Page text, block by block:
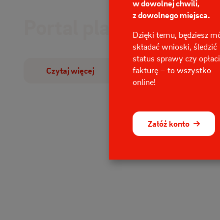
Portal planowanych
Czytaj więcej
w dowolnej chwili,
z dowolnego miejsca.
Dzięki temu, będziesz
składać wnioski, śledzić
status sprawy czy
fakturę – to wszystko
online!
Załóż konto